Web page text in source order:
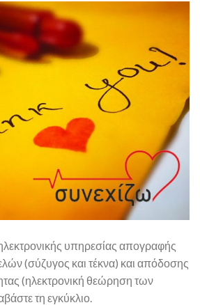
υπηρεσίας απογραφής
(σύζυγος και τέκνα) και απόδοσης
(ηλεκτρονική θεώρηση των
τη εγκύκλιο.